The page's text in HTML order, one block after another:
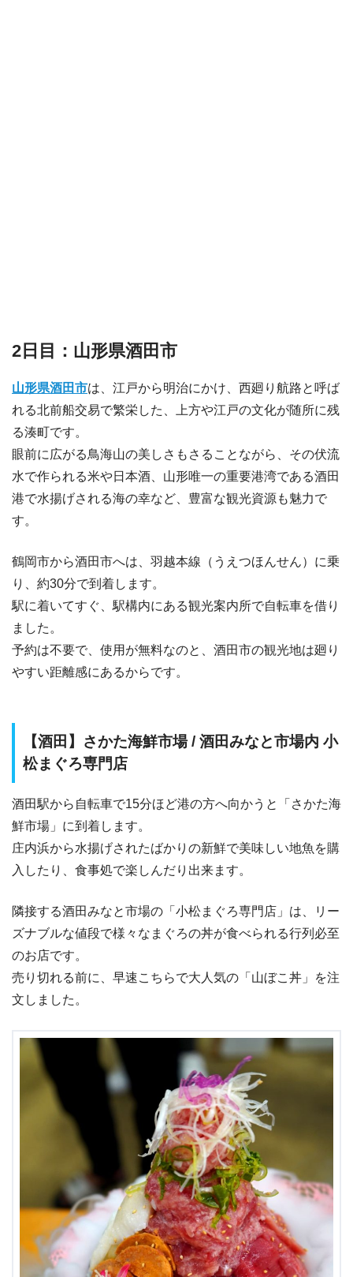
2日目：山形県酒田市
山形県酒田市は、江戸から明治にかけ、西廻り航路と呼ば
れる北前船交易で繁栄した、上方や江戸の文化が随所に残
る湊町です。
眼前に広がる鳥海山の美しさもさることながら、その伏流
水で作られる米や日本酒、山形唯一の重要港湾である酒田
港で水揚げされる海の幸など、豊富な観光資源も魅力で
す。
鶴岡市から酒田市へは、羽越本線（うえつほんせん）に乗
り、約30分で到着します。
駅に着いてすぐ、駅構内にある観光案内所で自転車を借り
ました。
予約は不要で、使用が無料なのと、酒田市の観光地は廻り
やすい距離感にあるからです。
【酒田】さかた海鮮市場 / 酒田みなと市場内 小
松まぐろ専門店
酒田駅から自転車で15分ほど港の方へ向かうと「さかた海
鮮市場」に到着します。
庄内浜から水揚げされたばかりの新鮮で美味しい地魚を購
入したり、食事処で楽しんだり出来ます。
隣接する酒田みなと市場の「小松まぐろ専門店」は、リー
ズナブルな値段で様々なまぐろの丼が食べられる行列必至
のお店です。
売り切れる前に、早速こちらで大人気の「山ぼこ丼」を注
文しました。